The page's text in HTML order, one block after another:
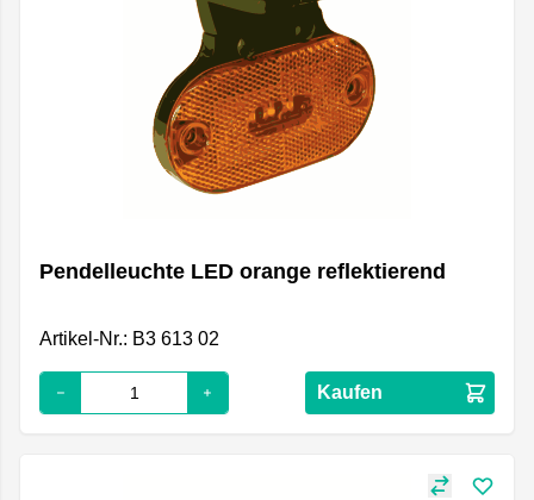
Pendelleuchte LED orange reflektierend
Artikel-Nr.: B3 613 02
Kaufen